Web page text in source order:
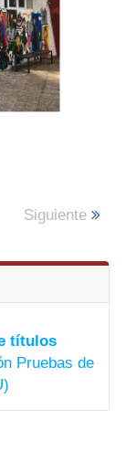
Siguiente
títulos
Pruebas de